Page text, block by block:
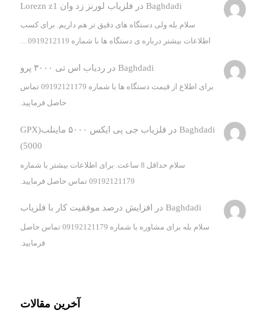
Baghdadi در فلزیاب لورنز زد وان Lorezn z1
سلام بله ولی دستگاه های دقیق تر هم داریم. برای کسب
اطلاعات بیشتر درباره ی دستگاه ها با شماره 0919212119…
Baghdadi درردیاب اس تی ۳۰۰۰ پرو
برای اطلاع از قیمت دستگاه ها با شماره 09192121179 تماس
حاصل فرمایید.
Baghdadi در
فلزیاب جی پی ایکس ۵۰۰۰ ماینلب(GPX
5000)
سلام حداقل 8 ساعت. برای اطلاعات بیشتر با شماره
09192121179 تماس حاصل فرمایید.
Baghdadi در افزایش درصد موفقیت کار با فلزیاب
سلام بله برای مشاوره با شماره 09192121179 تماس حاصل
فرمایید.
آخرین مقالات